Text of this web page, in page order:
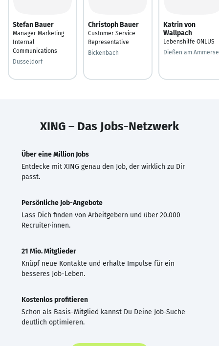
Stefan Bauer
Manager Marketing
Internal
Communications
Düsseldorf
Christoph Bauer
Customer Service
Representative
Bickenbach
Katrin von
Wallpach
Lebenshilfe ONLUS
Dießen am
XING – Das Jobs-Netzwerk
Über eine Million Jobs
Entdecke mit XING genau den Job, der wirklich zu Dir
passt.
Persönliche Job-Angebote
Lass Dich finden von Arbeitgebern und über 20.000
Recruiter·innen.
21 Mio. Mitglieder
Knüpf neue Kontakte und erhalte Impulse für ein
besseres Job-Leben.
Kostenlos profitieren
Schon als Basis-Mitglied kannst Du Deine Job-Suche
deutlich optimieren.